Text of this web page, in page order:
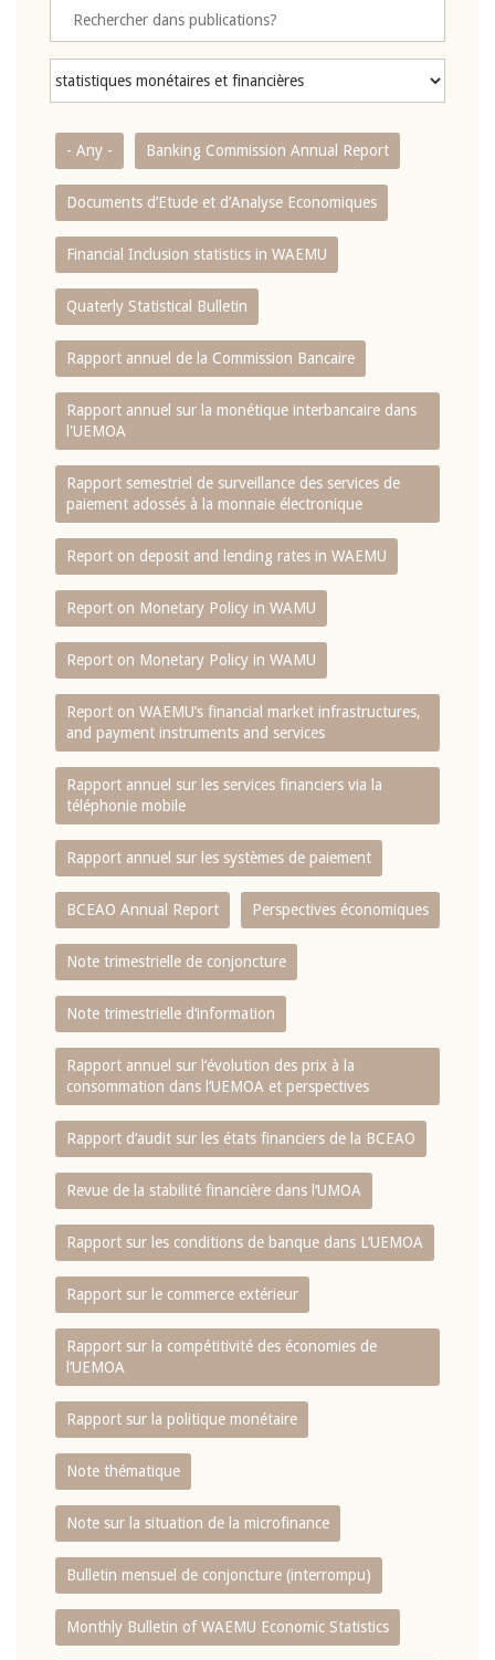
- Any - Banking Commission Annual Report
Documents d’Etude et d’Analyse Economiques
Financial Inclusion statistics in WAEMU
Quaterly Statistical Bulletin
Rapport annuel de la Commission Bancaire
Rapport annuel sur la monétique interbancaire dans
l'UEMOA
Rapport semestriel de surveillance des services de
paiement adossés à la monnaie électronique
Report on deposit and lending rates in WAEMU
Report on Monetary Policy in WAMU
Report on Monetary Policy in WAMU
Report on WAEMU’s financial market infrastructures,
and payment instruments and services
Rapport annuel sur les services financiers via la
téléphonie mobile
Rapport annuel sur les systèmes de paiement
BCEAO Annual Report Perspectives économiques
Note trimestrielle de conjoncture
Note trimestrielle d‘information
Rapport annuel sur l‘évolution des prix à la
consommation dans l‘UEMOA et perspectives
Rapport d‘audit sur les états financiers de la BCEAO
Revue de la stabilité financière dans l‘UMOA
Rapport sur les conditions de banque dans L‘UEMOA
Rapport sur le commerce extérieur
Rapport sur la compétitivité des économies de
l‘UEMOA
Rapport sur la politique monétaire
Note thématique
Note sur la situation de la microfinance
Bulletin mensuel de conjoncture (interrompu)
Monthly Bulletin of WAEMU Economic Statistics